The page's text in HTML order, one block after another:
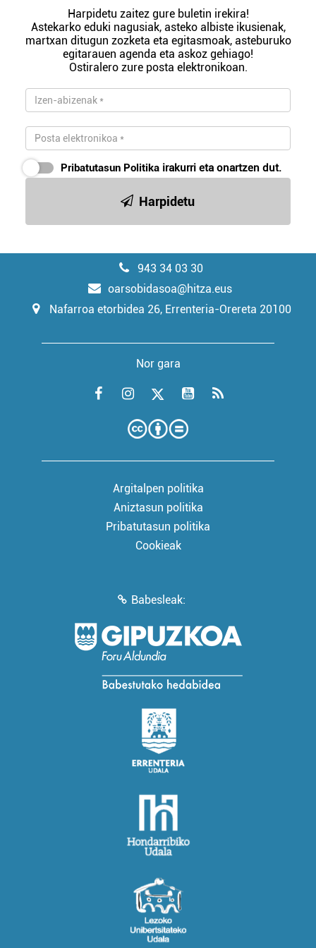
Harpidetu zaitez gure buletin irekira!
Astekarko eduki nagusiak, asteko albiste ikusienak,
martxan ditugun zozketa eta egitasmoak, asteburuko
egitarauen agenda eta askoz gehiago!
Ostiralero zure posta elektronikoan.
Pribatutasun Politika irakurri eta onartzen dut.
Harpidetu
943 34 03 30
oarsobidasoa@hitza.eus
Nafarroa etorbidea 26, Errenteria-Orereta 20100
Nor gara
Argitalpen politika
Aniztasun politika
Pribatutasun politika
Cookieak
Babesleak: